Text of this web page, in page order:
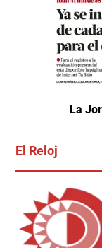
La
El Reloj